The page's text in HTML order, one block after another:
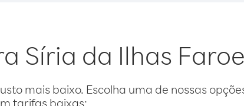
Síria da Ilhas Faroe
mais baixo. Escolha uma de nossas
tarifas baixas: